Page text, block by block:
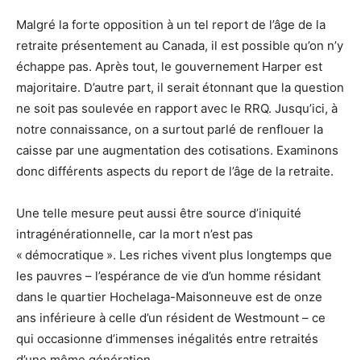
Malgré la forte opposition à un tel report de l’âge de la
retraite présentement au Canada, il est possible qu’on n’y
échappe pas. Après tout, le gouvernement Harper est
majoritaire. D’autre part, il serait étonnant que la question
ne soit pas soulevée en rapport avec le RRQ. Jusqu’ici, à
notre connaissance, on a surtout parlé de renflouer la
caisse par une augmentation des cotisations. Examinons
donc différents aspects du report de l’âge de la retraite.
Une telle mesure peut aussi être source d’iniquité
intragénérationnelle, car la mort n’est pas
« démocratique ». Les riches vivent plus longtemps que
les pauvres – l’espérance de vie d’un homme résidant
dans le quartier Hochelaga-Maisonneuve est de onze
ans inférieure à celle d’un résident de Westmount – ce
qui occasionne d’immenses inégalités entre retraités